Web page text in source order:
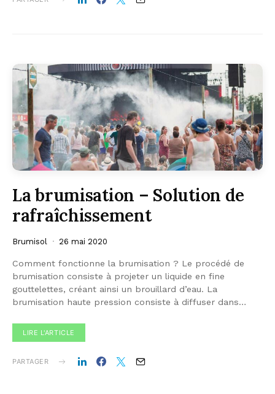
La brumisation – Solution de
rafraîchissement
Brumisol 26 mai 2020
Comment fonctionne la brumisation ? Le procédé de
brumisation consiste à projeter un liquide en fine
gouttelettes, créant ainsi un brouillard d’eau. La
brumisation haute pression consiste à diffuser dans…
LIRE L'ARTICLE
PARTAGER